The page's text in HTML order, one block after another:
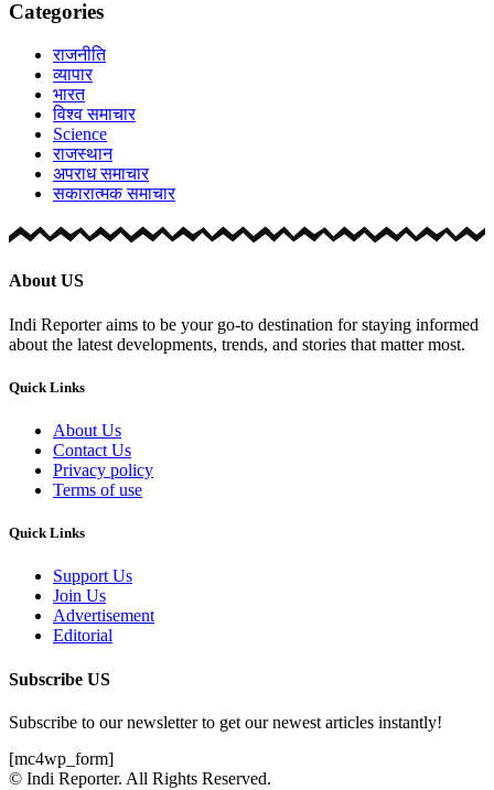
Categories
राजनीति
व्यापार
भारत
विश्व समाचार
Science
राजस्थान
अपराध समाचार
सकारात्मक समाचार
About US
Indi Reporter aims to be your go-to destination for staying informed
about the latest developments, trends, and stories that matter most.
Quick Links
About Us
Contact Us
Privacy policy
Terms of use
Quick Links
Support Us
Join Us
Advertisement
Editorial
Subscribe US
Subscribe to our newsletter to get our newest articles instantly!
[mc4wp_form]
© Indi Reporter. All Rights Reserved.